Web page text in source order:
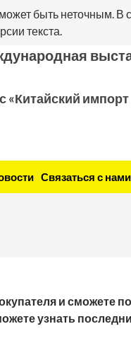
быть неточным. В
текста.
импорт
Связаться с нами
и сможете
узнать